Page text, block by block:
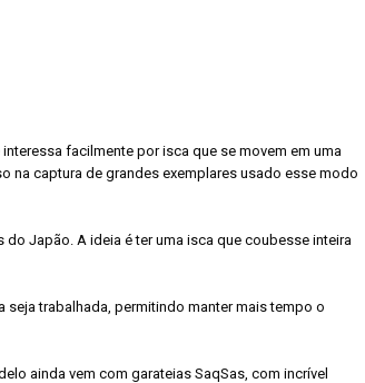
facilmente por isca que se movem em uma
na captura de grandes exemplares usado esse modo
Japão. A ideia é ter uma isca que coubesse inteira
trabalhada, permitindo manter mais tempo o
ainda vem com garateias SaqSas, com incrível